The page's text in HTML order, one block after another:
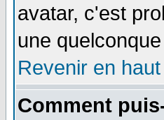
avatar, c'est
une
Revenir en haut
Comment